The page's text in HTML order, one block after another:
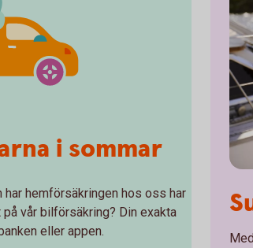
i sommar
hemförsäkringen hos oss har
vår bilförsäkring? Din exakta
eller appen.